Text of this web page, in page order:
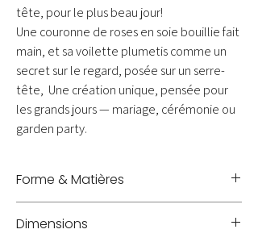
tête, pour le plus beau jour!
Une couronne de roses en soie bouillie fait
main, et sa voilette plumetis comme un
secret sur le regard, posée sur un serre-
tête, Une création unique, pensée pour
les grands jours — mariage, cérémonie ou
garden party.
Forme & Matières
Dimensions